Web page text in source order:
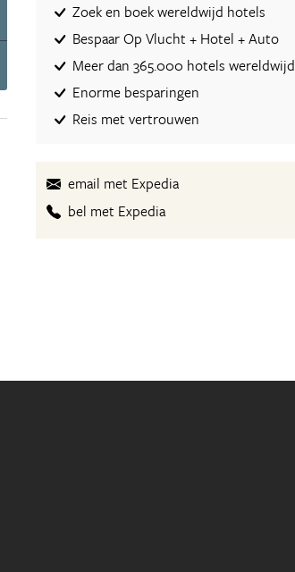
Zoek en boek wereldwijd hotels
Bespaar Op Vlucht + Hotel + Auto‎
Meer dan 365.000 hotels wereldwijd
Enorme besparingen
Reis met vertrouwen
email met Expedia
bel met Expedia